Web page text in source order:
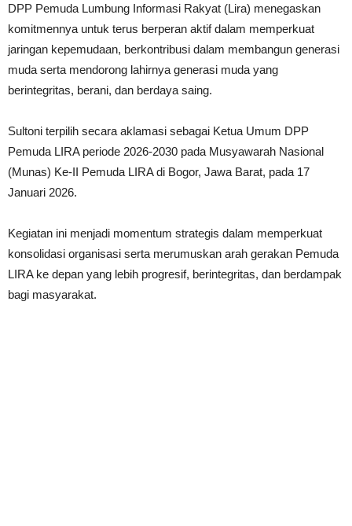
DPP Pemuda Lumbung Informasi Rakyat (Lira) menegaskan
komitmennya untuk terus berperan aktif dalam memperkuat
jaringan kepemudaan, berkontribusi dalam membangun generasi
muda serta mendorong lahirnya generasi muda yang
berintegritas, berani, dan berdaya saing.
Sultoni terpilih secara aklamasi sebagai Ketua Umum DPP
Pemuda LIRA periode 2026-2030 pada Musyawarah Nasional
(Munas) Ke-II Pemuda LIRA di Bogor, Jawa Barat, pada 17
Januari 2026.
Kegiatan ini menjadi momentum strategis dalam memperkuat
konsolidasi organisasi serta merumuskan arah gerakan Pemuda
LIRA ke depan yang lebih progresif, berintegritas, dan berdampak
bagi masyarakat.